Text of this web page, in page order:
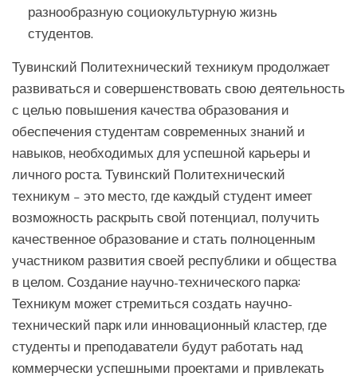
разнообразную социокультурную жизнь
студентов.
Тувинский Политехнический техникум продолжает
развиваться и совершенствовать свою деятельность
с целью повышения качества образования и
обеспечения студентам современных знаний и
навыков, необходимых для успешной карьеры и
личного роста. Тувинский Политехнический
техникум – это место, где каждый студент имеет
возможность раскрыть свой потенциал, получить
качественное образование и стать полноценным
участником развития своей республики и общества
в целом. Создание научно-технического парка:
Техникум может стремиться создать научно-
технический парк или инновационный кластер, где
студенты и преподаватели будут работать над
коммерчески успешными проектами и привлекать